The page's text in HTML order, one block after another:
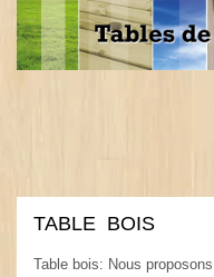
TABLE BOIS
Table bois: Nous